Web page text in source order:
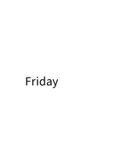
Friday